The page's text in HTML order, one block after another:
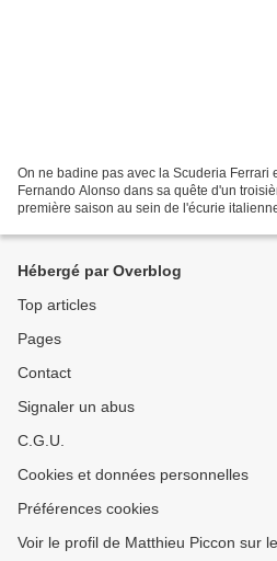
On ne badine pas avec la Scuderia Ferrari
Fernando Alonso dans sa quête d'un
première saison au sein de l'écurie
Hébergé par Overblog
Top articles
Pages
Contact
Signaler un abus
C.G.U.
Cookies et données personnelles
Préférences cookies
Voir le profil de Matthieu Piccon sur